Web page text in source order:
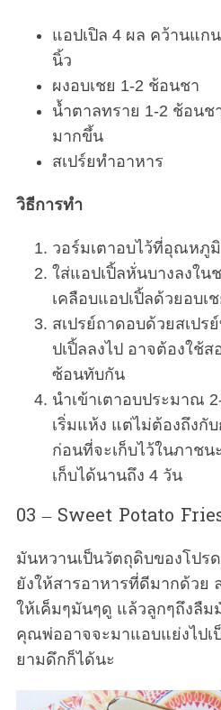
แอปเปิล 4 ผล คว้านแก
นิ้ว
ผงอบเชย 1-2 ช้อนชา
น้ำตาลทราย 1-2 ช้อนช
มากขึ้น
สเปร์ยทำอาหาร
วิธีการทำ
วอร์มเตาอบไว้ที่อุณหภู
ใส่แอปเปิ้ลหั่นบางลงใ
เคลือบแอปเปิ้ลด้วยอบเ
สเปรย์ถาดอบด้วยสเปร
ปเปิ้ลลงไป อาจต้องใช้ส
ซ้อนทับกัน
นำเข้าเตาอบประมาณ
เริ่มแห้ง แต่ไม่ต้องถึงกั
ก่อนที่จะเก็บไว้ในภาช
เก็บได้นานถึง 4 วัน
03 – Sweet Potato
มันหวานเป็นวัตถุดิบของโปร
ยังให้สารอาหารที่ดีมากด้วย
ให้เค็มๆมันๆดู แล้วลูกๆถึงลืม
คุณพ่ออาจจะมาแอบแย่งไปเ
ยามดึกก็ได้นะ